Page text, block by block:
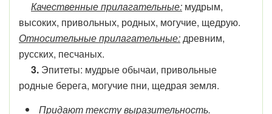
Качественные прилагательные: мудрым,
высоких, привольных, родных, могучие, щедрую.
Относительные прилагательные: древним,
русских, песчаных.
3. Эпитеты: мудрые обычаи, привольные
родные берега, могучие пни, щедрая земля.
Придают тексту выразительность.